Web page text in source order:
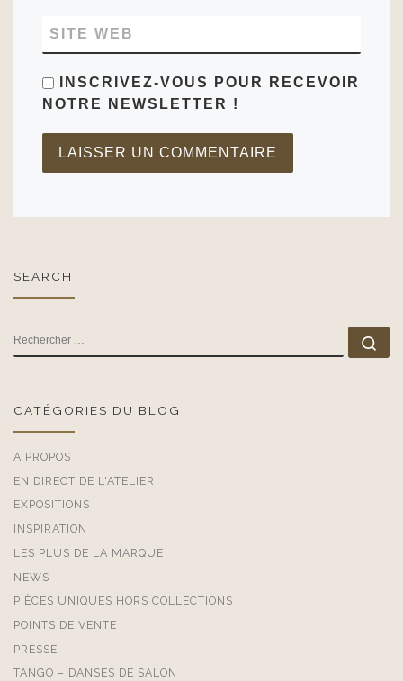
SITE WEB
INSCRIVEZ-VOUS POUR RECEVOIR
NOTRE NEWSLETTER !
SEARCH
RECHERCHER
CATÉGORIES DU BLOG
A PROPOS
EN DIRECT DE L'ATELIER
EXPOSITIONS
INSPIRATION
LES PLUS DE LA MARQUE
NEWS
PIÈCES UNIQUES HORS COLLECTIONS
POINTS DE VENTE
PRESSE
TANGO – DANSES DE SALON